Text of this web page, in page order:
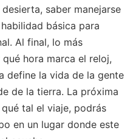
saber manejarse
básica para
Al final, lo más
hora marca el reloj,
define la vida de la gente
de la tierra. La próxima
tal el viaje, podrás
en un lugar donde este